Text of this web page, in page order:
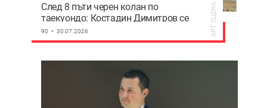
След 8 пъти черен колан по
таекуондо: Костадин Димитров се
сдоби с бяла бойна маска Ел Санто
90 30.07.2026 АРТ СЦЕНА